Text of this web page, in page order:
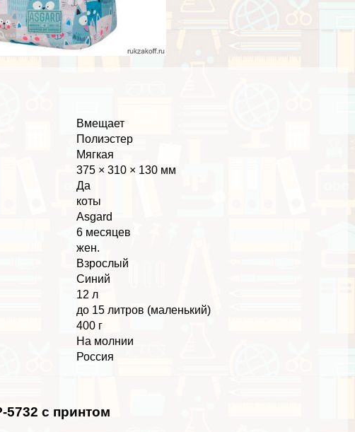
Вмещает
Полиэстер
Мягкая
375 × 310 × 130 мм
Да
коты
Asgard
6 месяцев
жен.
Взрослый
Синий
12 л
до 15 литров (маленький)
400 г
На молнии
Россия
с принтом